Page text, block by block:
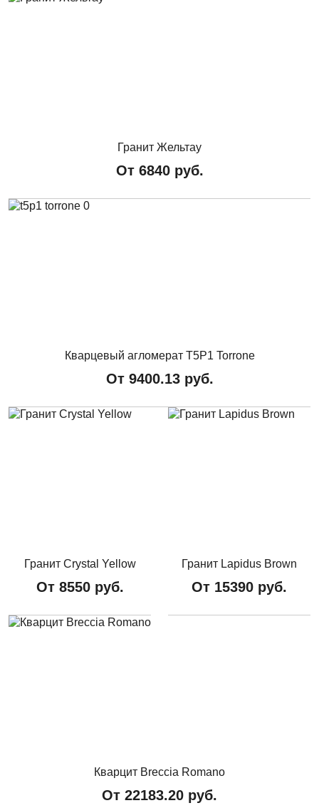
Гранит Жельтау
От 6840руб.
Кварцевый агломерат T5P1 Torrone
От 9400.13руб.
Гранит Crystal Yellow
От 8550руб.
Гранит Lapidus Brown
От 15390 руб.
Кварцит Breccia Romano
От 22183.20 руб.